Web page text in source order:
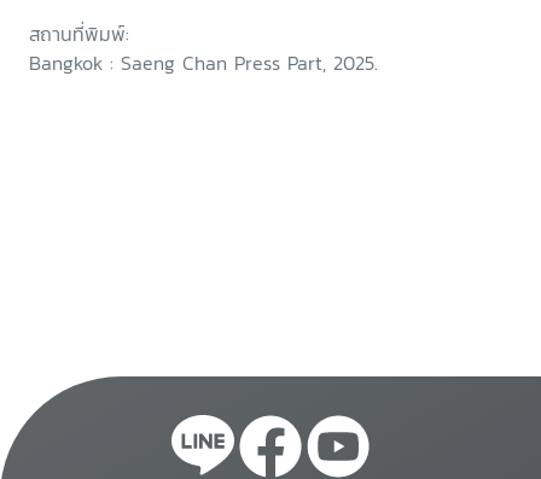
สถานที่พิมพ์:
Bangkok : Saeng Chan Press Part, 2025.